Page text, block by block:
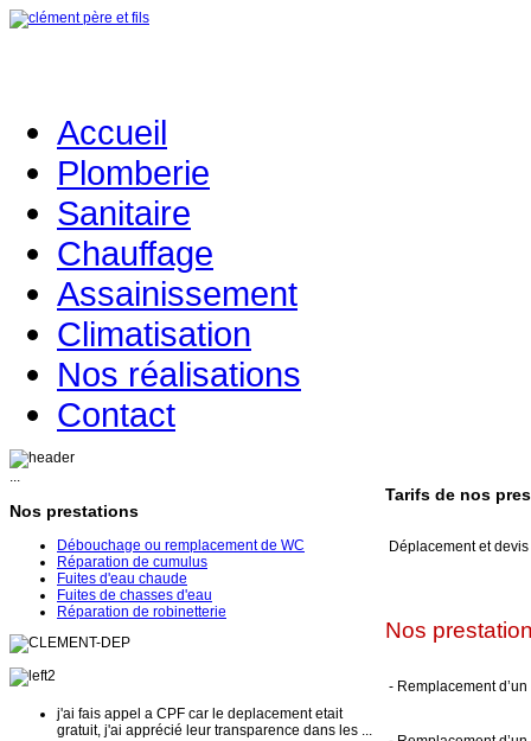
Accueil
Plomberie
Sanitaire
Chauffage
Assainissement
Climatisation
Nos réalisations
Contact
...
Nos prestations
Débouchage ou remplacement de WC
Réparation de cumulus
Fuites d'eau chaude
Fuites de chasses d'eau
Réparation de robinetterie
j'ai fais appel a CPF car le deplacement etait
gratuit, j'ai apprécié leur transparence dans les ...
Tarifs de nos
Déplacement et
Nos
- Remplacement